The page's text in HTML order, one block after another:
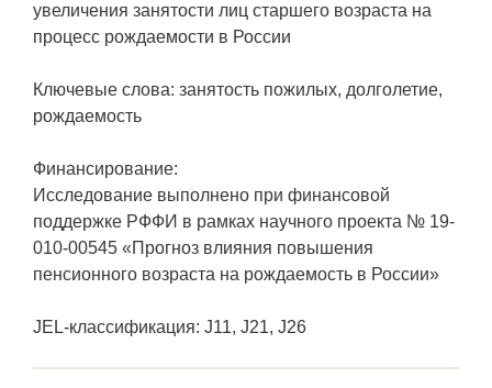
увеличения занятости лиц старшего возраста на
процесс рождаемости в России
Ключевые слова: занятость пожилых, долголетие,
рождаемость
Финансирование:
Исследование выполнено при финансовой
поддержке РФФИ в рамках научного проекта № 19-
010-00545 «Прогноз влияния повышения
пенсионного возраста на рождаемость в России»
JEL-классификация: J11, J21, J26